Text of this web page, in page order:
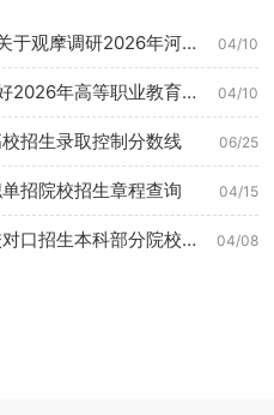
2026年河南教育博览会的通知... 04/10
职业教育单独考试招生和技能... 04/10
招生录取控制分数线 06/25
招院校招生章程查询 04/15
本科部分院校征集志愿的通知 04/08